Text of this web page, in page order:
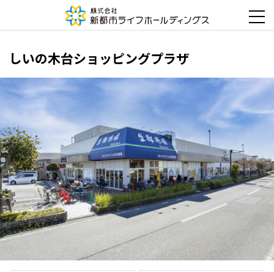
しいの木台ショッピングプラザ